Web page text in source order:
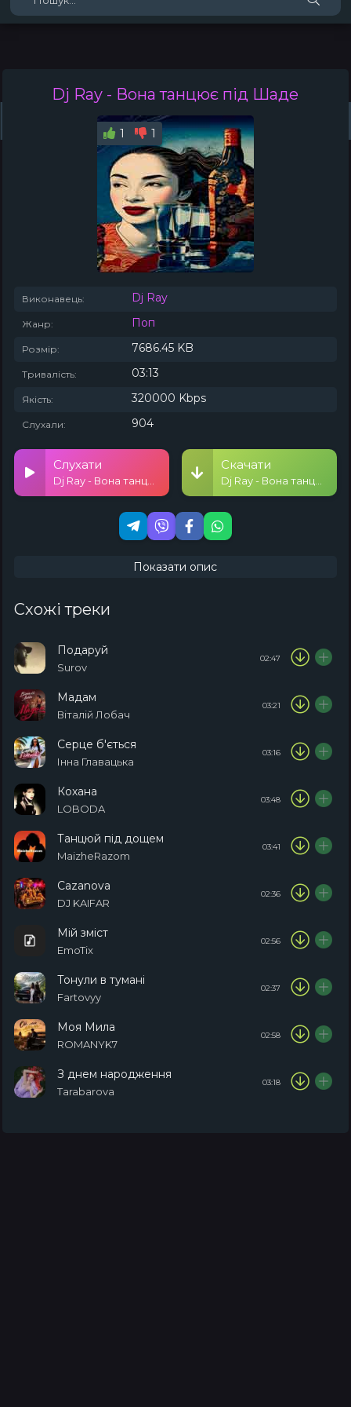
Топ 100 Тренди Плейлист (0)
Dj Ray - Вона танцює під Шаде
1 1
Виконавець: Dj Ray
Жанр: Поп
Розмір: 7686.45 KB
Тривалість: 03:13
Якість: 320000 Kbps
Слухали: 904
Слухати Скачати
Показати опис
Схожі треки
Подаруй
Surov
02:47
Мадам
Віталій Лобач
03:21
Серце б'ється
Інна Главацька
03:16
Кохана
LOBODA
03:48
Танцюй під дощем
MaizheRazom
03:41
Cazanova
DJ KAIFAR
02:36
Мій зміст
EmoTix
02:56
Тонули в тумані
Fartovyy
02:37
Моя Мила
ROMANYK7
02:58
З днем народження
Tarabarova
03:18